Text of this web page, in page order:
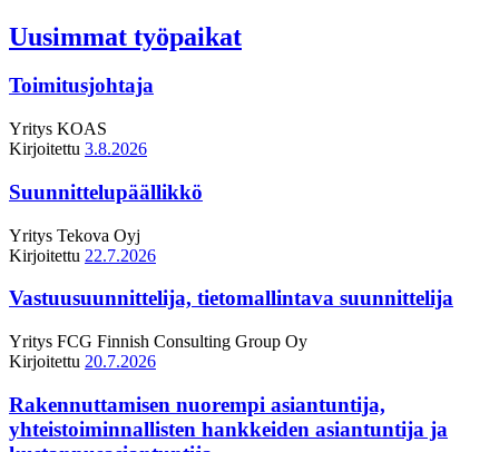
Uusimmat työpaikat
Toimitusjohtaja
Yritys KOAS
Kirjoitettu 3.8.2026
Suunnittelupäällikkö
Yritys Tekova Oyj
Kirjoitettu 22.7.2026
Vastuusuunnittelija, tietomallintava suunnittelija
Yritys FCG Finnish Consulting Group Oy
Kirjoitettu 20.7.2026
Rakennuttamisen nuorempi asiantuntija,
yhteistoiminnallisten hankkeiden asiantuntija ja